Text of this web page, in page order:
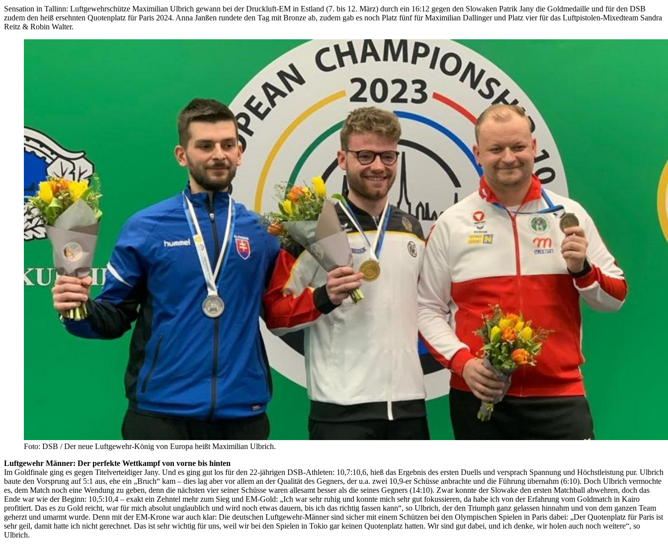
Sensation in Tallinn: Luftgewehrschütze Maximilian Ulbrich gewann bei der Druckluft-EM in Estland (7. bis 12. März) durch ein 16:12 gegen den Slowaken Patrik Jany die Goldmedaille und für den DSB
zudem den heiß ersehnten Quotenplatz für Paris 2024. Anna Janßen rundete den Tag mit Bronze ab, zudem gab es noch Platz fünf für Maximilian Dallinger und Platz vier für das Luftpistolen-Mixedteam Sandra
Reitz & Robin Walter.
Foto: DSB / Der neue Luftgewehr-König von Europa heißt Maximilian Ulbrich.
Luftgewehr Männer: Der perfekte Wettkampf von vorne bis hinten
Im Goldfinale ging es gegen Titelverteidiger Jany. Und es ging gut los für den 22-jährigen DSB-Athleten: 10,7:10,6, hieß das Ergebnis des ersten Duells und versprach Spannung und Höchstleistung pur. Ulbrich
baute den Vorsprung auf 5:1 aus, ehe ein „Bruch“ kam – dies lag aber vor allem an der Qualität des Gegners, der u.a. zwei 10,9-er Schüsse anbrachte und die Führung übernahm (6:10). Doch Ulbrich vermochte
es, dem Match noch eine Wendung zu geben, denn die nächsten vier seiner Schüsse waren allesamt besser als die seines Gegners (14:10). Zwar konnte der Slowake den ersten Matchball abwehren, doch das
Ende war wie der Beginn: 10,5:10,4 – exakt ein Zehntel mehr zum Sieg und EM-Gold: „Ich war sehr ruhig und konnte mich sehr gut fokussieren, da habe ich von der Erfahrung vom Goldmatch in Kairo
profitiert. Das es zu Gold reicht, war für mich absolut unglaublich und wird noch etwas dauern, bis ich das richtig fassen kann“, so Ulbrich, der den Triumph ganz gelassen hinnahm und von dem ganzen Team
geherzt und umarmt wurde. Denn mit der EM-Krone war auch klar: Die deutschen Luftgewehr-Männer sind sicher mit einem Schützen bei den Olympischen Spielen in Paris dabei: „Der Quotenplatz für Paris ist
sehr geil, damit hatte ich nicht gerechnet. Das ist sehr wichtig für uns, weil wir bei den Spielen in Tokio gar keinen Quotenplatz hatten. Wir sind gut dabei, und ich denke, wir holen auch noch weitere“, so
Ulbrich.